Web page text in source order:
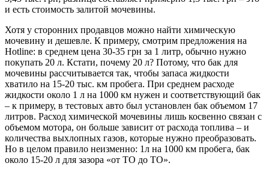
и есть стоимость залитой мочевины.
Хотя у сторонних продавцов можно найти химическую
мочевину и дешевле. К примеру, смотрим предложения на
Hotline: в среднем цена 30-35 грн за 1 литр, обычно нужно
покупать 20 л. Кстати, почему 20 л? Потому, что бак для
мочевины рассчитывается так, чтобы запаса жидкости
хватило на 15-20 тыс. км пробега. При среднем расходе
жидкости около 1 л на 1000 км нужен и соответствующий бак
– к примеру, в тестовых авто был установлен бак объемом 17
литров. Расход химической мочевины лишь косвенно связан с
объемом мотора, он больше зависит от расхода топлива – и
количества выхлопных газов, которые нужно преобразовать.
Но в целом правило неизменно: 1л на 1000 км пробега, бак
около 15-20 л для зазора «от ТО до ТО».